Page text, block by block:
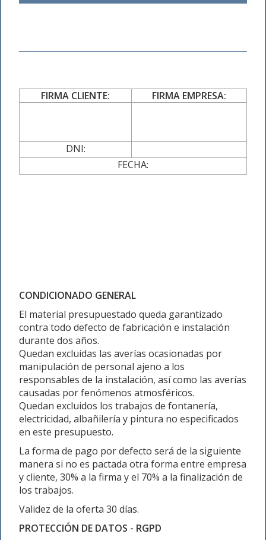
FIRMA CLIENTE: FIRMA EMPRESA:
DNI:
FECHA:
CONDICIONADO GENERAL
El material presupuestado queda garantizado
contra todo defecto de fabricación e instalación
durante dos años.
Quedan excluidas las averías ocasionadas por
manipulación de personal ajeno a los
responsables de la instalación, así como las averías
causadas por fenómenos atmosféricos.
Quedan excluidos los trabajos de fontanería,
electricidad, albañilería y pintura no especificados
en este presupuesto.
La forma de pago por defecto será de la siguiente
manera si no es pactada otra forma entre empresa
y cliente, 30% a la firma y el 70% a la finalización de
los trabajos.
Validez de la oferta 30 días.
PROTECCIÓN DE DATOS - RGPD